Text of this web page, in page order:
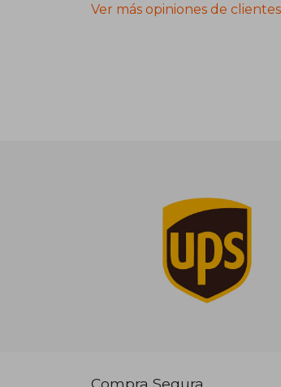
Ver más opiniones de clientes
Compra Segura